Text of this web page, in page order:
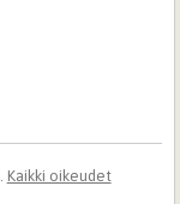
Kaikki oikeudet